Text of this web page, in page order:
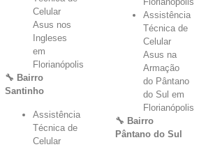
Celular
Asus nos
Ingleses
em
Florianópolis
🔧 Bairro
Santinho
Assistência
Técnica de
Celular
Assistência
Técnica de
Celular
Asus na
Armação
do Pântano
do Sul em
Florianópolis
🔧 Bairro
Pântano do Sul